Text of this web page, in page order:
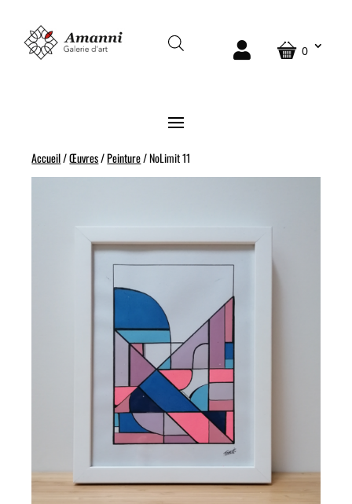
0
Accueil/Œuvres/Peinture/ NoLimit 11